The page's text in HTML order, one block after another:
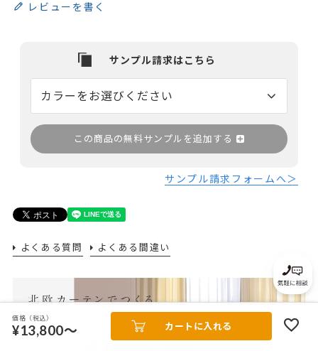
レビューを書く
この商品の無料サンプルを追加する
サンプル請求フォームへ＞
よくある質問 よくある間違い
価格（税込）
¥13,800～ カートに入れる